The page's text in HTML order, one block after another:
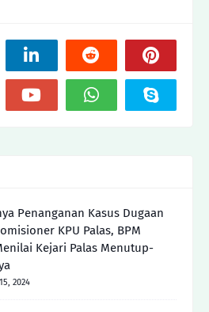
Penanganan Kasus Dugaan
KPU Palas, BPM
Kejari Palas Menutup-
2024